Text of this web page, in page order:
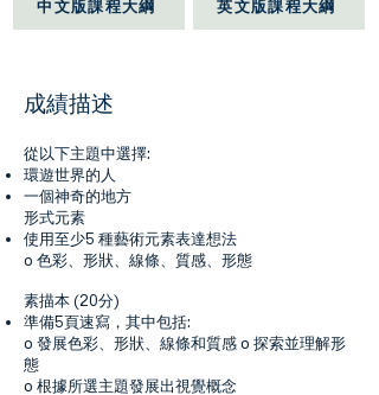
中文版課程大綱 英文版課程大綱
成績描述
從以下主題中選擇:
環遊世界的人
一個神奇的地方
形式元素
使用至少5 種藝術元素表達想法
o 色彩、形狀、線條、質感、形態
素描本 (20分)
準備5頁速寫，其中包括:
o 發展色彩、形狀、線條和質感 o 探索並理解形
態
o 根據所選主題發展出視覺概念